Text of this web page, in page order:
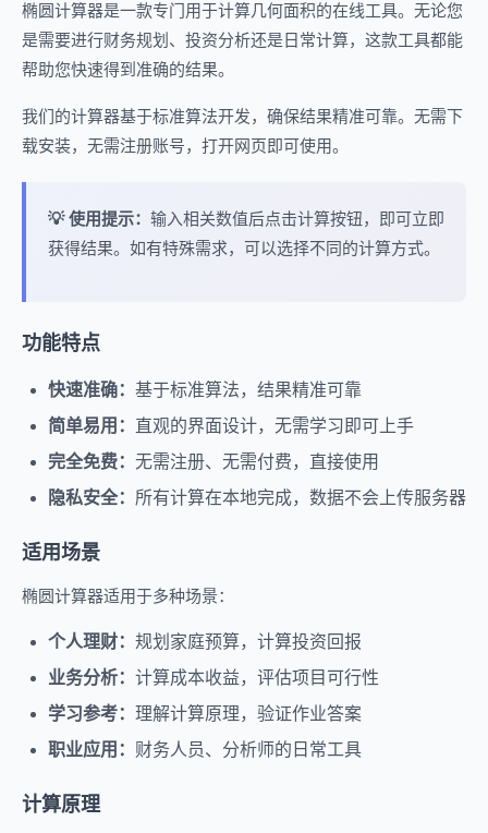
椭圆计算器是一款专门用于计算几何面积的在线工具。无论您
是需要进行财务规划、投资分析还是日常计算，这款工具都能
帮助您快速得到准确的结果。
我们的计算器基于标准算法开发，确保结果精准可靠。无需下
载安装，无需注册账号，打开网页即可使用。
💡 使用提示： 输入相关数值后点击计算按钮，即可立即
获得结果。如有特殊需求，可以选择不同的计算方式。
功能特点
快速准确： 基于标准算法，结果精准可靠
简单易用： 直观的界面设计，无需学习即可上手
完全免费： 无需注册、无需付费，直接使用
隐私安全： 所有计算在本地完成，数据不会上传服务器
适用场景
椭圆计算器适用于多种场景：
个人理财： 规划家庭预算，计算投资回报
业务分析： 计算成本收益，评估项目可行性
学习参考： 理解计算原理，验证作业答案
职业应用： 财务人员、分析师的日常工具
计算原理